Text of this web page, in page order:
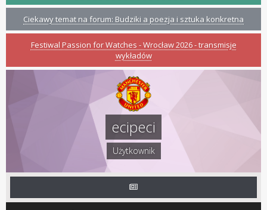
Ciekawy temat na forum: Budziki a poezja i sztuka konkretna
Festiwal Passion for Watches - Wrocław 2026 - transmisje
wykładów
ecipeci
Użytkownik